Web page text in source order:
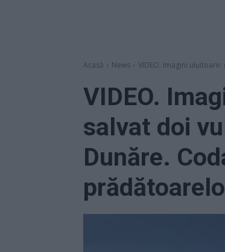
Acasă News VIDEO. Imagini
VIDEO.
salvat doi
Dunăre.